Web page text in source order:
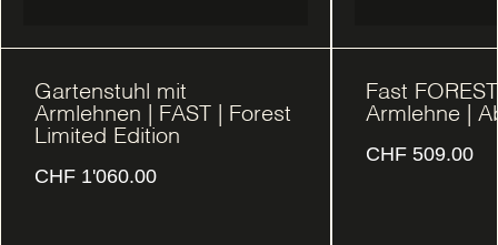
Gartenstuhl mit
Armlehnen | FAST | Forest
Limited Edition
CHF 1'060.00
Fast
Armlehne |
CHF 509.00